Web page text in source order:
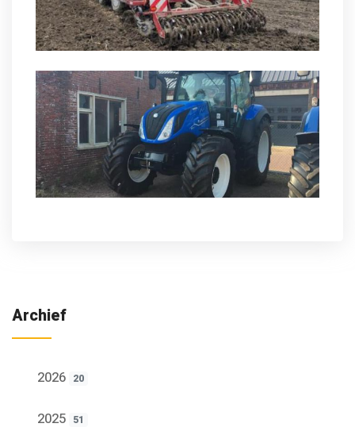
Archief
2026 20
2025 51